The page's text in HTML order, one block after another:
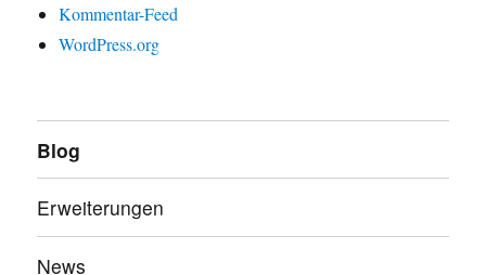
Kommentar-Feed
WordPress.org
Blog
Erweiterungen
News